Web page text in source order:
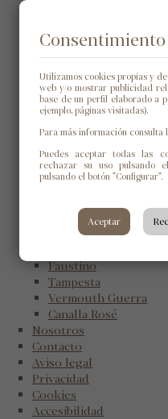
Alto del Chupete
El Sueño de las
5 ½ Sardina
El Aeronauta
Viñedos de Arcos
Rectoral do Umia
Madai Atlantic
Libamus
Alectum
Alcorta
Merayo
Peregrino
Faustino
Tampesta
Vermouth Guerra
Canalla Rosé
Nosotros
Contacto
Aviso legal
Privacidad
Cookies
Accesibilidad
Consentimiento
Utilizamos cookies propias y
web y/o mostrar publicidad
base de un perfil elaborado a
ejemplo, páginas visitadas).
Para más información consulta
Puedes aceptar todas las
rechazar su uso pulsando
pulsando el botón "Configurar".
Aceptar